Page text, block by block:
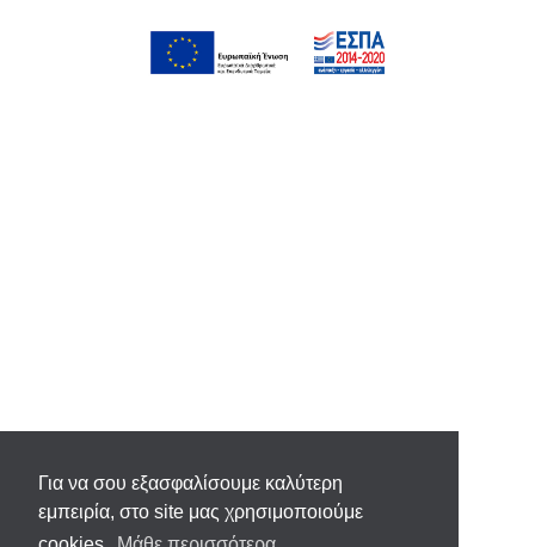
Για να σου εξασφαλίσουμε καλύτερη
εμπειρία, στο site μας χρησιμοποιούμε